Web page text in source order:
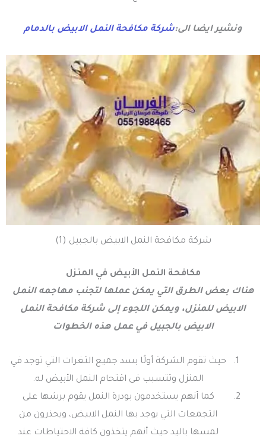
ونشير ايضا الى:شركة مكافحة النمل الابيض بالدمام
شركة مكافحة النمل الابيض بالجبيل (1)
مكافحة النمل الأبيض في المنزل
هناك بعض الطرق التي يمكن عملها لتجنب مهاجمه النمل
الابيض للمنزل، ويمكن اللجوء إلى شركة مكافحة النمل
الابيض بالجبيل في عمل هذه الخطوات
حيث تقوم الشركة أولًا بسد جميع الثغرات التي توجد في
المنزل وتتسبب فى اقتحام النمل الأبيض له.
كما أنهم يستخدمون بودرة النمل يقوم برشها على
التجمعات التي يوجد بها النمل الابيض، ويحذرون من
لمسها باليد حيث أنهم يتخذون كافة الاحتياطات عند